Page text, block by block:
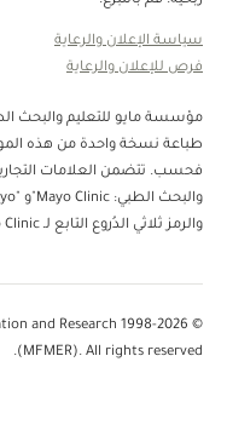
سياسة الإعلان والرعاية
فرص للإعلان والرعاية
مؤسسة مايو للتعليم والبحث
طباعة نسخة واحدة من هذه
والرمز ثلاثي الدُروع التابع لـ Mayo Clinic.
and Research
(MFMER). All rights reserved.